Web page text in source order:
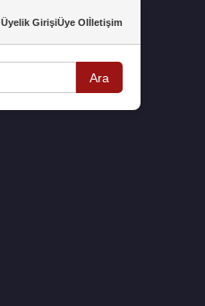
Üyelik GirişiÜye Olİletişim
Ara